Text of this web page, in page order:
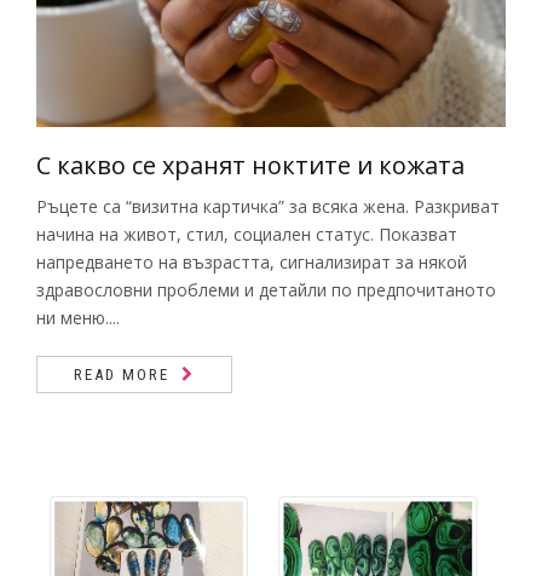
С какво се хранят ноктите и кожата
Ръцете са “визитна картичка” за всяка жена. Разкриват
начина на живот, стил, социален статус. Показват
напредването на възрастта, сигнализират за някой
здравословни проблеми и детайли по предпочитаното
ни меню....
READ MORE